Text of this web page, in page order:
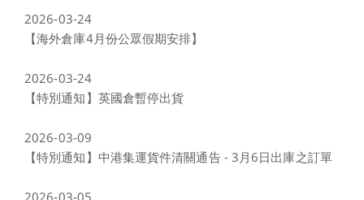
2026-03-24
【海外倉庫4月份公眾假期安排】
2026-03-24
【特別通知】英國倉暫停出貨
2026-03-09
【特別通知】中港集運貨件清關通告 - 3月6日出庫之訂單
2026-03-05